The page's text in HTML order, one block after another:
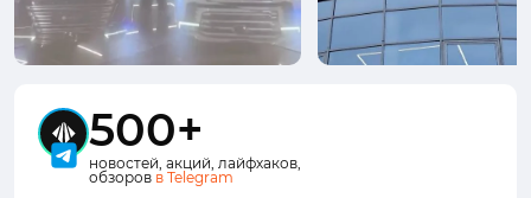
500+
новостей, акций, лайфхаков,
обзоров в Telegram